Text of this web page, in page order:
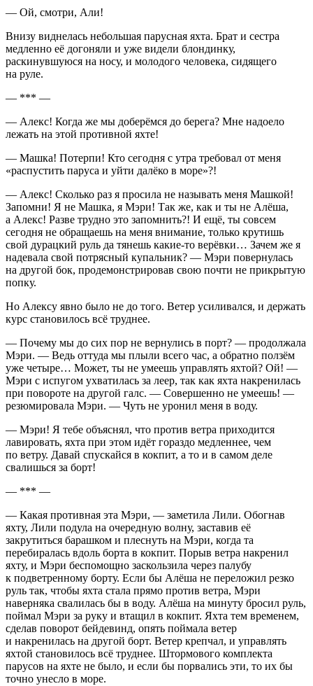
— Ой, смотри, Али!
Внизу виднелась небольшая парусная яхта. Брат и сестра
медленно её догоняли и уже видели блондинку,
раскинувшуюся на носу, и молодого человека, сидящего
на руле.
— *** —
— Алекс! Когда же мы доберёмся до берега? Мне надоело
лежать на этой противной яхте!
— Машка! Потерпи! Кто сегодня с утра требовал от меня
«распустить паруса и уйти далёко в море»?!
— Алекс! Сколько раз я просила не называть меня Машкой!
Запомни! Я не Машка, я Мэри! Так же, как и ты не Алёша,
а Алекс! Разве трудно это запомнить?! И ещё, ты совсем
сегодня не обращаешь на меня внимание, только крутишь
свой дурацкий руль да тянешь какие-то верёвки… Зачем же я
надевала свой потрясный купальник? — Мэри повернулась
на другой бок, продемонстрировав свою почти не прикрытую
попку.
Но Алексу явно было не до того. Ветер усиливался, и держать
курс становилось всё труднее.
— Почему мы до сих пор не вернулись в порт? — продолжала
Мэри. — Ведь оттуда мы плыли всего час, а обратно ползём
уже четыре… Может, ты не умеешь управлять яхтой? Ой! —
Мэри с испугом ухватилась за леер, так как яхта накренилась
при повороте на другой галс. — Совершенно не умеешь! —
резюмировала Мэри. — Чуть не уронил меня в воду.
— Мэри! Я тебе объяснял, что против ветра приходится
лавировать, яхта при этом идёт гораздо медленнее, чем
по ветру. Давай спускайся в кокпит, а то и в самом деле
свалишься за борт!
— *** —
— Какая противная эта Мэри, — заметила Лили. Обогнав
яхту, Лили подула на очередную волну, заставив её
закрутиться барашком и плеснуть на Мэри, когда та
перебиралась вдоль борта в кокпит. Порыв ветра накренил
яхту, и Мэри беспомощно заскользила через палубу
к подветренному борту. Если бы Алёша не переложил резко
руль так, чтобы яхта стала прямо против ветра, Мэри
наверняка свалилась бы в воду. Алёша на минуту бросил руль,
поймал Мэри за руку и втащил в кокпит. Яхта тем временем,
сделав поворот бейдевинд, опять поймала ветер
и накренилась на другой борт. Ветер крепчал, и управлять
яхтой становилось всё труднее. Штормового комплекта
парусов на яхте не было, и если бы порвались эти, то их бы
точно унесло в море.